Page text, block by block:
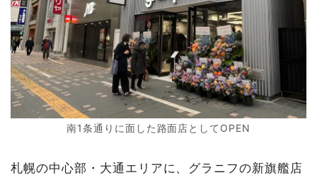
南1条通りに面した路面店としてOPEN
札幌の中心部・大通エリアに、グラニフの新旗艦店